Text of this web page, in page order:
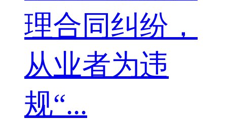
理合同纠纷，
从业者为违
规“...